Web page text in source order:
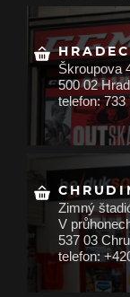
Škroupova
500 02
telefon: 733
Zimný
V
537 03
telefon: